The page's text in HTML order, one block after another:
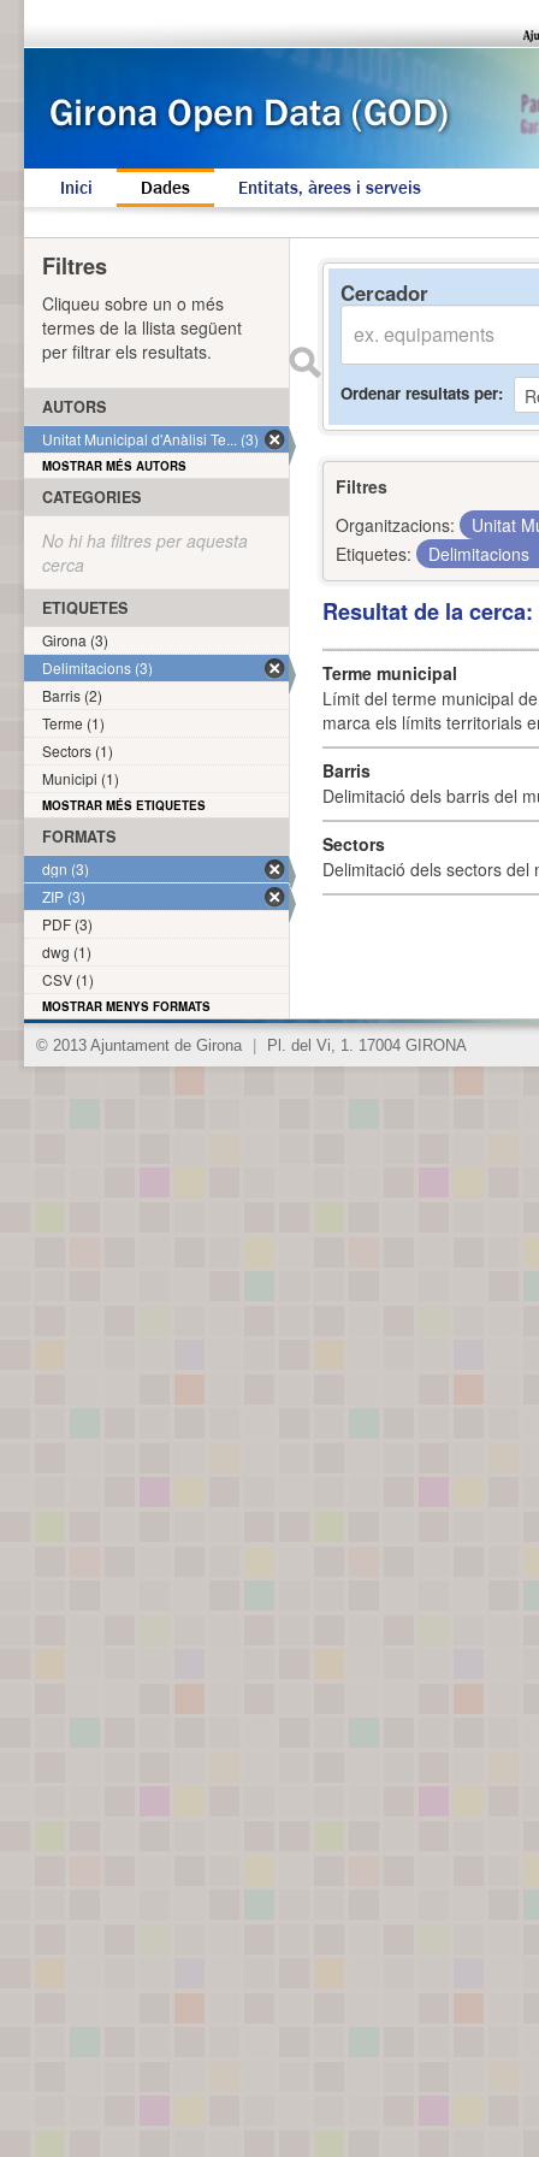
Inici Dades Entitats, àrees i serveis
Cercador
Ordenar resultats per
Filtres
Organitzacions:
Unitat
Etiquetes:
Delimitacions
Resultat de la
Terme municipal
Límit del terme municipal
marca els límits territorials
Barris
Delimitació dels barris del
Sectors
Delimitació dels sectors del
Filtres
Cliqueu sobre un o més
termes de la llista següent
per filtrar els resultats.
AUTORS
Unitat Municipal d'Anàlisi Te... (3)
MOSTRAR MÉS AUTORS
CATEGORIES
No hi ha filtres per aquesta
cerca
ETIQUETES
Girona (3)
Delimitacions (3)
Barris (2)
Terme (1)
Sectors (1)
Municipi (1)
MOSTRAR MÉS ETIQUETES
FORMATS
dgn (3)
ZIP (3)
PDF (3)
dwg (1)
CSV (1)
MOSTRAR MENYS FORMATS
© 2013 Ajuntament de Girona Pl. del Vi, 1. 17004 GIRONA